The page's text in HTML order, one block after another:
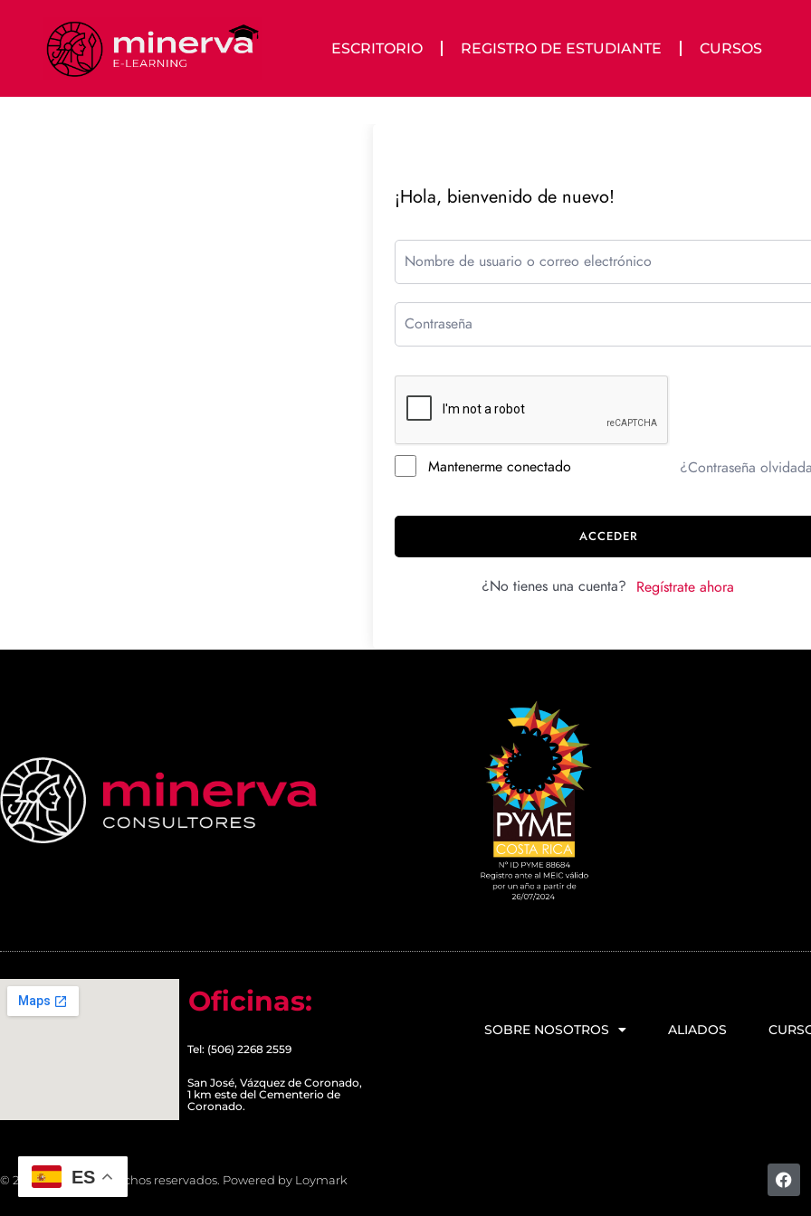
ESCRITORIO REGISTRO DE ESTUDIANTE CURSOS
¡Hola, bienvenido de nuevo!
Mantenerme conectado ¿Contraseña
ACCEDER
¿No tienes una cuenta? Regístrate ahora
Oficinas:
Tel: (506) 2268 2559
San José, Vázquez de Coronado,
1 km este del Cementerio de
Coronado.
SOBRE NOSOTROS ALIADOS
© 2022 Todos los derechos reservados. Powered by Loymark
ES